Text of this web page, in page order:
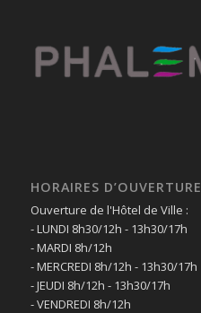
HORAIRES D’OUVERTURE
Ouverture de l'Hôtel de Ville :
- LUNDI 8h30/12h - 13h30/17h
- MARDI 8h/12h
- MERCREDI 8h/12h - 13h30/17h
- JEUDI 8h/12h - 13h30/17h
- VENDREDI 8h/12h